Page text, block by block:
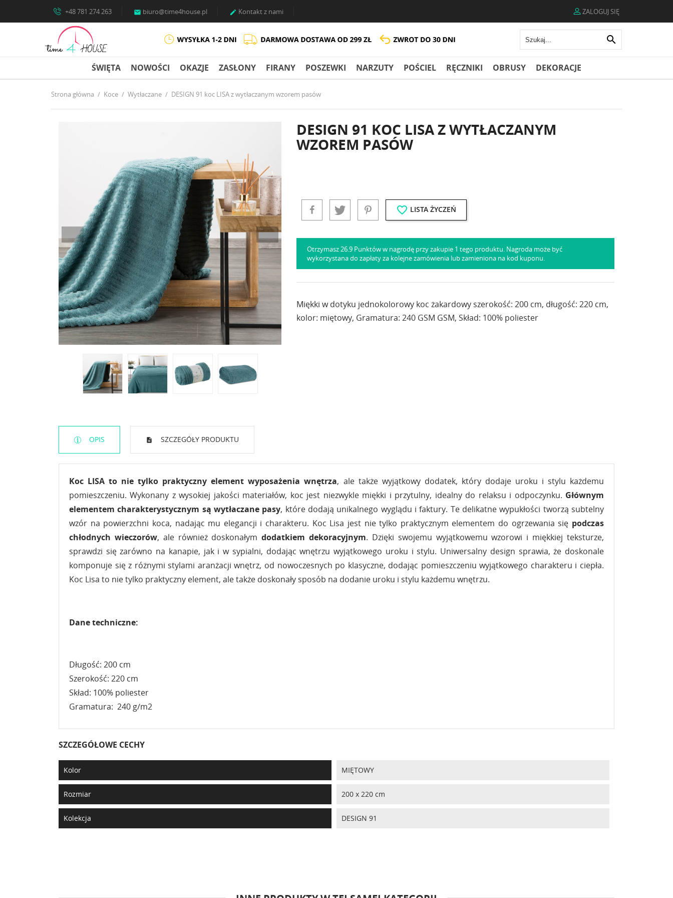
+48 781 274 263  biuro@time4house.pl  Kontakt z nami ZALOGUJ SIĘ

ŚWIĘTA NOWOŚCI OKAZJE ZASŁONY FIRANY POSZEWKI NARZUTY POŚCIEL RĘCZNIKI OBRUSY DEKORACJE
Strona główna Koce Wytłaczane DESIGN 91 koc LISA z wytłaczanym wzorem pasów
DESIGN 91 KOC LISA Z WYTŁACZANYM
WZOREM PASÓW
favorite_border LISTA ŻYCZEŃ
Otrzymasz 26.9 Punktów w nagrodę przy zakupie 1 tego produktu. Nagroda może być
wykorzystana do zapłaty za kolejne zamówienia lub zamieniona na kod kuponu.
Miękki w dotyku jednokolorowy koc żakardowy szerokość: 200 cm, długość: 220 cm,
kolor: miętowy, Gramatura: 240 GSM GSM, Skład: 100% poliester
OPIS SZCZEGÓŁY PRODUKTU
Koc LISA to nie tylko praktyczny element wyposażenia wnętrza, ale także wyjątkowy dodatek, który dodaje uroku i stylu każdemu
pomieszczeniu. Wykonany z wysokiej jakości materiałów, koc jest niezwykle miękki i przytulny, idealny do relaksu i odpoczynku. Głównym
elementem charakterystycznym są wytłaczane pasy, które dodają unikalnego wyglądu i faktury. Te delikatne wypukłości tworzą subtelny
wzór na powierzchni koca, nadając mu elegancji i charakteru. Koc Lisa jest nie tylko praktycznym elementem do ogrzewania się podczas
chłodnych wieczorów, ale również doskonałym dodatkiem dekoracyjnym. Dzięki swojemu wyjątkowemu wzorowi i miękkiej teksturze,
sprawdzi się zarówno na kanapie, jak i w sypialni, dodając wnętrzu wyjątkowego uroku i stylu. Uniwersalny design sprawia, że doskonale
komponuje się z różnymi stylami aranżacji wnętrz, od nowoczesnych po klasyczne, dodając pomieszczeniu wyjątkowego charakteru i ciepła.
Koc Lisa to nie tylko praktyczny element, ale także doskonały sposób na dodanie uroku i stylu każdemu wnętrzu.
Dane techniczne:
Długość: 200 cm
Szerokość: 220 cm
Skład: 100% poliester
Gramatura: 240 g/m2
SZCZEGÓŁOWE CECHY
Kolor MIĘTOWY
Rozmiar 200 x 220 cm
Kolekcja DESIGN 91